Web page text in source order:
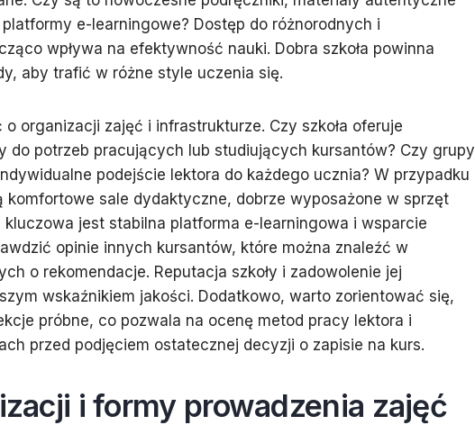
e-learningowe? Dostęp do różnorodnych i
wpływa na efektywność nauki. Dobra szkoła powinna
aby trafić w różne style uczenia się.
organizacji zajęć i infrastrukturze. Czy szkoła oferuje
do potrzeb pracujących lub studiujących kursantów? Czy grupy
podejście lektora do każdego ucznia? W przypadku
komfortowe sale dydaktyczne, dobrze wyposażone w sprzęt
kluczowa jest stabilna platforma e-learningowa i wsparcie
opinie innych kursantów, które można znaleźć w
o rekomendacje. Reputacja szkoły i zadowolenie jej
wskaźnikiem jakości. Dodatkowo, warto zorientować się,
próbne, co pozwala na ocenę metod pracy lektora i
przed podjęciem ostatecznej decyzji o zapisie na kurs.
i formy prowadzenia zajęć